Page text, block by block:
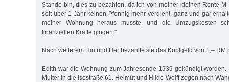
Stande bin, dies zu bezahlen, da ich von meiner kleinen Rente M
seit über 1 Jahr keinen Pfennig mehr verdient, ganz und gar
meiner Wohnung heraus musste, und die Umzugskosten
finanziellen Kräfte gingen."
Nach weiterem Hin und Her bezahlte sie das Kopfgeld von 1,– RM
Edith war die Wohnung zum Jahresende 1939 gekündigt
Mutter in die Isestraße 61. Helmut und Hilde Wolff zogen nach